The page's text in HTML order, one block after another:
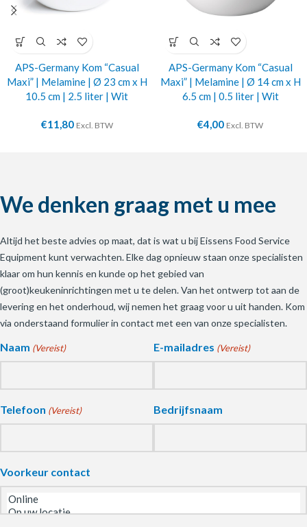
APS-Germany Kom “Casual
Maxi” | Melamine | Ø 23 cm x H
10.5 cm | 2.5 liter | Wit
€11,80 Excl. BTW
APS-Germany Kom “Casual
Maxi” | Melamine | Ø 14 cm x H
6.5 cm | 0.5 liter | Wit
€4,00 Excl. BTW
We denken graag met u mee
Altijd het beste advies op maat, dat is wat u bij Eissens Food Service
Equipment kunt verwachten. Elke dag opnieuw staan onze specialisten
klaar om hun kennis en kunde op het gebied van
(groot)keukeninrichtingen met u te delen. Van het ontwerp tot aan de
levering en het onderhoud, wij nemen het graag voor u uit handen. Kom
via onderstaand formulier in contact met een van onze specialisten.
Naam (Vereist) E-mailadres (Vereist)
Telefoon (Vereist) Bedrijfsnaam
Voorkeur contact